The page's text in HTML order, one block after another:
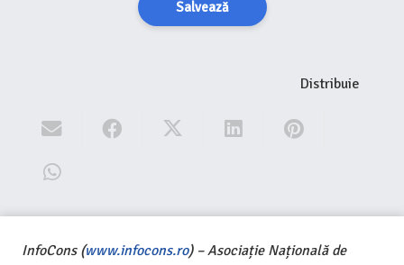
Salvează
Distribuie
InfoCons (www.infocons.ro) – Asociație Națională de